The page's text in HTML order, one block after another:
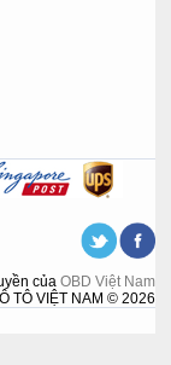
của OBD Việt Nam
TÔ VIỆT NAM © 2026